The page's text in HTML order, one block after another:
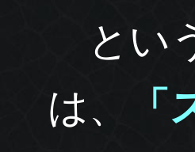
とい
は、